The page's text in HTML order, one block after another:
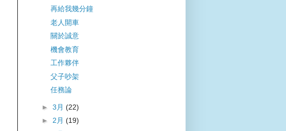
再給我幾分鐘
老人開車
關於誠意
機會教育
工作夥伴
父子吵架
任務論
► 3月 (22)
► 2月 (19)